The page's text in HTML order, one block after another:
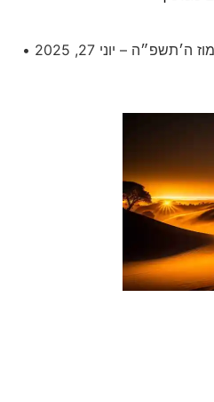
– יוני 27, 2025